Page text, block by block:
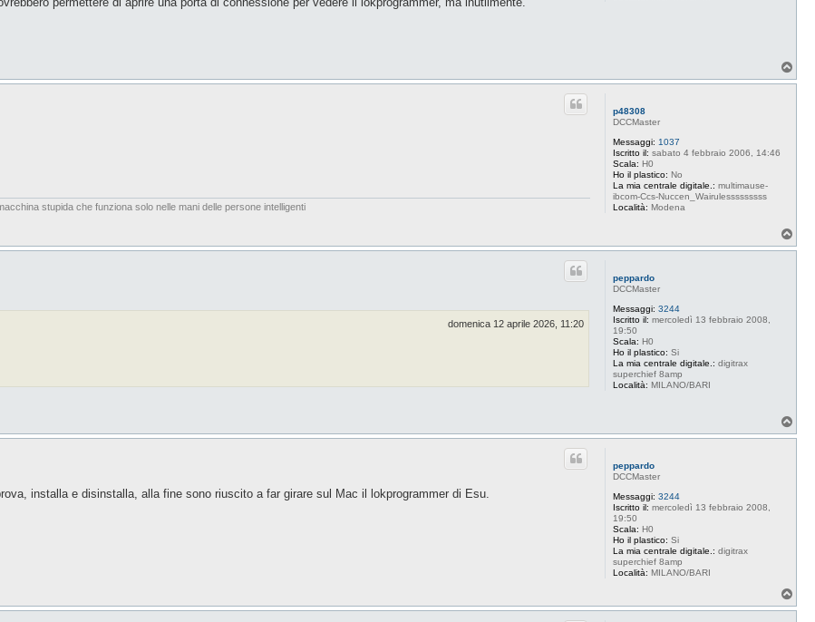
o
p48308
DCCMaster
Messaggi: 1037
Iscritto il: sabato 4 febbraio 2006, 14:46
Scala: H0
Ho il plastico: No
La mia centrale digitale.: multimause-
ibcom-Ccs-Nuccen_Wairulesssssssss
Località: Modena
stupida che funziona solo nelle mani delle persone intelligenti
o
peppardo
DCCMaster
Messaggi: 3244
Iscritto il: mercoledì 13 febbraio 2008,
19:50
Scala: H0
Ho il plastico: Si
La mia centrale digitale.: digitrax
superchief 8amp
Località: MILANO/BARI
domenica 12 aprile 2026, 11:20
o
peppardo
DCCMaster
Messaggi: 3244
Iscritto il: mercoledì 13 febbraio 2008,
19:50
Scala: H0
Ho il plastico: Si
La mia centrale digitale.: digitrax
superchief 8amp
Località: MILANO/BARI
installa e disinstalla, alla fine sono riuscito a far girare sul Mac il lokprogrammer di Esu.
o